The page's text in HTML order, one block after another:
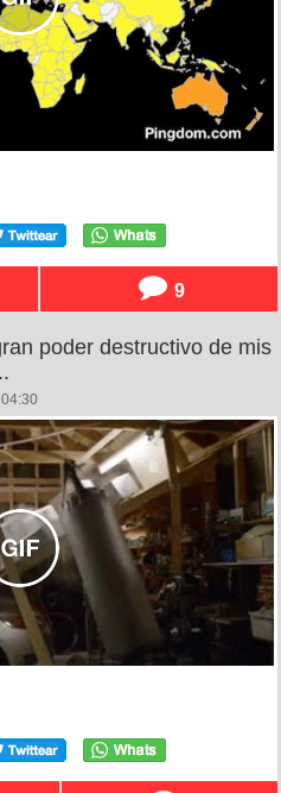
9
poder destructivo de mis